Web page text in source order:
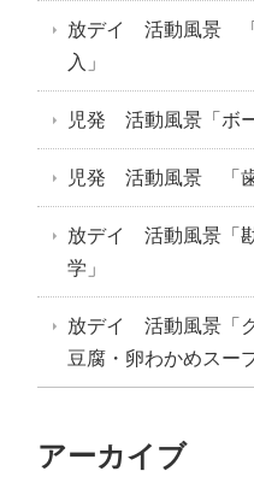
放デイ 活動風景
入」
児発 活動風景「ボ
児発 活動風景 「歯
放デイ 活動風景「
学」
放デイ 活動風景「
豆腐・卵わかめスー
アーカイブ